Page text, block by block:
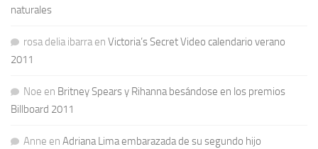
naturales
rosa delia ibarraen Victoria’s Secret Video calendario verano
2011
Noe en Britney Spears y Rihanna besándose en los premios
Billboard 2011
Anne en Adriana Lima embarazada de su segundo hijo